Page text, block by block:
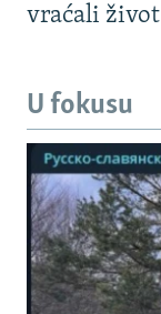
vraćali
U fokusu